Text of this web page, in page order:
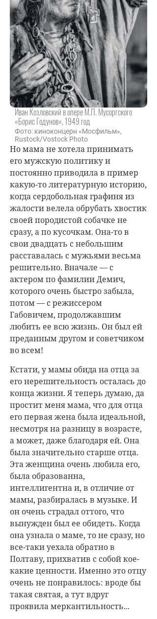
Иван Козловский в опере М.П. Мусоргского
«Борис Годунов», 1949 год
Фото: киноконцерн «Мосфильм»,
Rustock/Vostock Photo
Но мама не хотела принимать
его мужскую политику и
постоянно приводила в пример
какую-то литературную историю,
когда сердобольная графиня из
жалости велела обрубать хвостик
своей породистой собачке не
сразу, а по кусочкам. Она-то в
свои двадцать с небольшим
расставалась с мужьями весьма
решительно. Вначале — с
актером по фамилии Демич,
которого очень быстро забыла,
потом — с режиссером
Габовичем, продолжавшим
любить ее всю жизнь. Он был ей
преданным другом и советчиком
во всем!
Кстати, у мамы обида на отца за
его нерешительность осталась до
конца жизни. Я теперь думаю, да
простит меня мама, что для отца
его первая жена была идеальной,
несмотря на разницу в возрасте,
а может, даже благодаря ей. Она
была значительно старше отца.
Эта женщина очень любила его,
была образованна,
интеллигентна и, в отличие от
мамы, разбиралась в музыке. И
он очень страдал оттого, что
вынужден был ее обидеть. Когда
она узнала о маме, то не сразу, но
все-таки уехала обратно в
Полтаву, прихватив с собой кое-
какие ценности. Именно это отцу
очень не понравилось: вроде бы
такая святая, а тут вдруг
проявила меркантильность...